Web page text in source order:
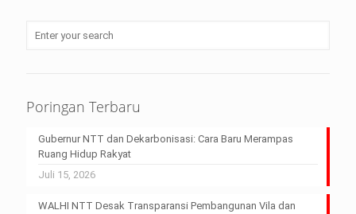
Poringan Terbaru
Gubernur NTT dan Dekarbonisasi: Cara Baru Merampas
Ruang Hidup Rakyat
Juli 15, 2026
WALHI NTT Desak Transparansi Pembangunan Vila dan